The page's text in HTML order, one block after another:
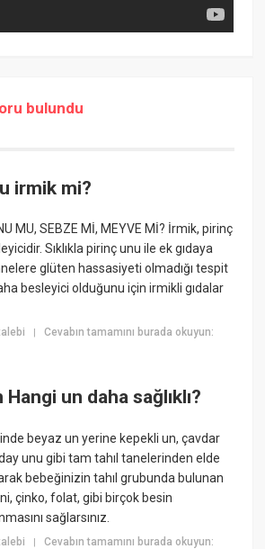
bulundu
irmik mi?
MU, SEBZE Mİ, MEYVE Mİ? İrmik, pirinç
Sıklıkla pirinç unu ile ek gıdaya
glüten hassasiyeti olmadığı tespit
besleyici olduğunu için irmikli gıdalar
|Cevabın tamamını burada okuyun:
un daha sağlıklı?
beyaz un yerine kepekli un, çavdar
unu gibi tam tahıl tanelerinden elde
bebeğinizin tahıl grubunda bulunan
çinko, folat, gibi birçok besin
sağlarsınız.
|Cevabın tamamını burada okuyun: